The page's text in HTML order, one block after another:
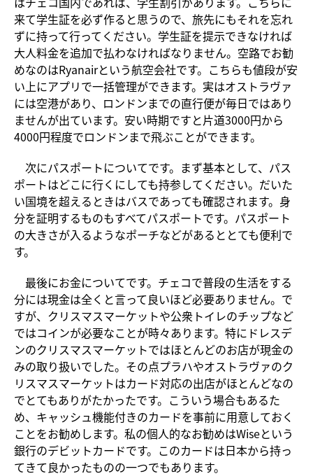
来て学生証を必ず作ると思うので、旅先にもそれを忘れ
ずに持って行ってください。学生証を提示できなければ
大人料金を追加で払わなければなりません。空路でお勧
めなのはRyanairという航空会社です。こちらも値段が安
い上にアプリで一括管理ができます。実はオストラヴァ
には空港があり、ロンドンまでの直行便が毎日ではあり
ませんが出ています。安い時期ですと片道3000円から
4000円程度でロンドンまで飛ぶことができます。
次にパスポートについてです。まず基本として、パス
ポートはどこに行くにしても持参してください。だいた
い国境を超えるときはバスであっても確認されます。身
分を証明するものもすべてパスポートです。パスポート
の大きさが入るようなポーチなどがあるととても便利で
す。
最後にお金についてです。チェコで普段の生活をする
分には現金は全くと言って良いほど必要ありません。で
すが、クリスマスマーケットや公衆トイレのチップなど
ではコインが必要なことが時々あります。特にドレスデ
ンのクリスマスマーケットではほとんどのお店が現金の
みの取り扱いでした。その点プラハやオストラヴァのク
リスマスマーケットはカード対応の出店がほとんどなの
でとてもありがたかったです。こういう場合もあるた
め、キャッシュ機能付きのカードを事前に用意しておく
ことをお勧めします。私の個人的なお勧めはWiseという
銀行のデビットカードです。このカードは日本から持っ
てきて良かったものの一つでもあります。